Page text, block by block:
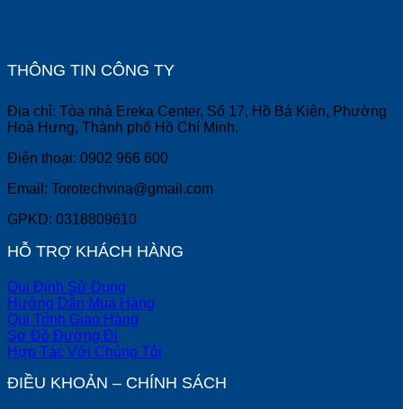
THÔNG TIN CÔNG TY
Địa chỉ: Tòa nhà Ereka Center, Số 17, Hồ Bá Kiện, Phường
Hoà Hưng, Thành phố Hồ Chí Minh.
Điện thoại: 0902 966 600
Email: Torotechvina@gmail.com
GPKD: 0318809610
HỖ TRỢ KHÁCH HÀNG
Qui Định Sử Dụng
Hướng Dẫn Mua Hàng
Qui Trình Giao Hàng
Sơ Đồ Đường Đi
Hợp Tác Với Chúng Tôi
ĐIỀU KHOẢN – CHÍNH SÁCH